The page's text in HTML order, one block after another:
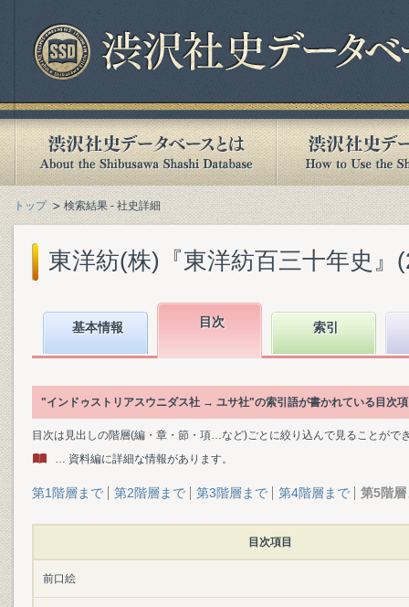
トップ 検索結果 - 社史詳細
東洋紡(株)『東洋紡百三十年史』
基本情報 目次 索引
"インドゥストリアスウニダス社 → ユサ社"の索引語が書かれている目次
目次は見出しの階層(編・章・節・項…など)ごとに絞り込んで見ることがで
… 資料編に詳細な情報があります。
第1階層まで 第2階層まで 第3階層まで 第4階層まで 第5階層
目次項目
前口絵